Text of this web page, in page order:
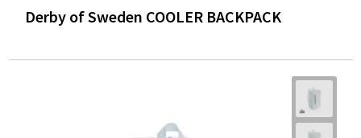
Derby of Sweden COOLER BACKPACK